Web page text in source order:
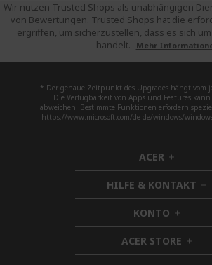
Wir nutzen Trusted Shops als unabhängigen
von Bewertungen. Trusted Shops hat die
ergriffen, um sicherzustellen, dass es sich
handelt.
Mehr
* Der genaue Zeitpunkt des Upgrades hängt vom
Die Verfügbarkeit von Apps und Features kann
abweichen. Bestimmte Funktionen erfordern
https://www.microsoft.com/de-de/windows/
ACER h
i
d
d
e
n
HILFE & KONTAKT h
i
d
n
KONTO h
i
d
d
ACER STORE h
i